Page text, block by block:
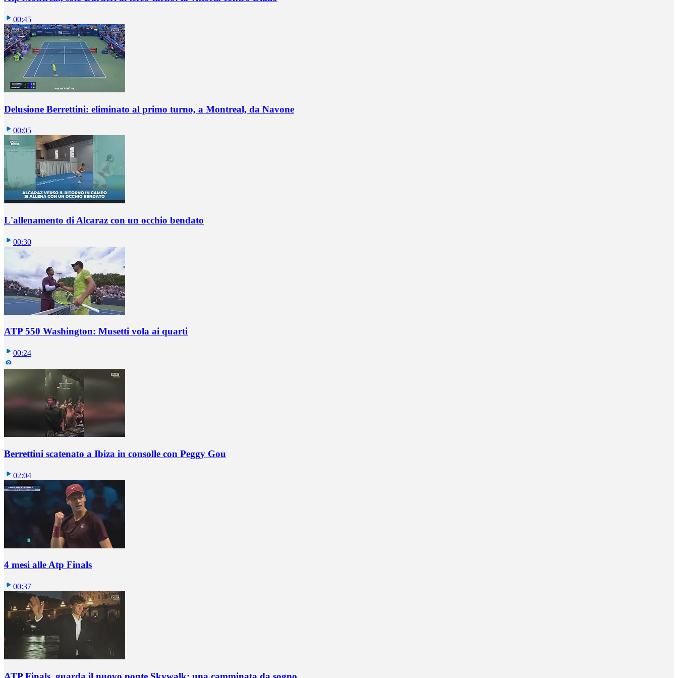
00:45
Delusione Berrettini: eliminato al primo turno, a Montreal, da Navone
00:05
L'allenamento di Alcaraz con un occhio bendato
00:30
ATP 550 Washington: Musetti vola ai quarti
00:24
Berrettini scatenato a Ibiza in consolle con Peggy Gou
02:04
4 mesi alle Atp Finals
00:37